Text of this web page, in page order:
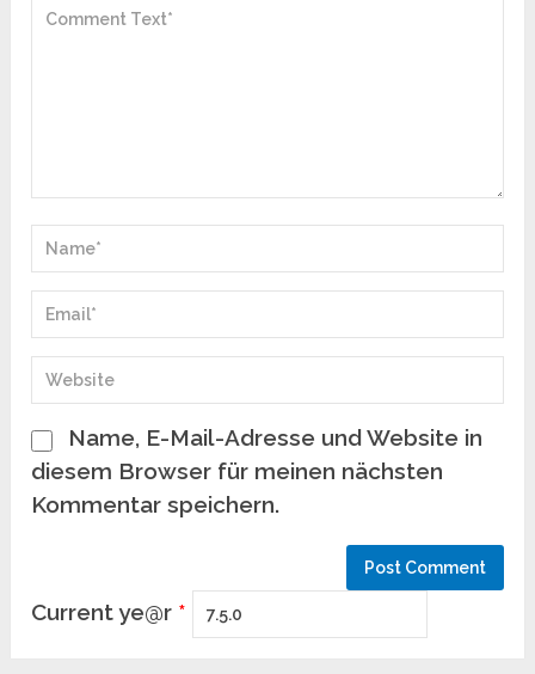
Name, E-Mail-Adresse und Website in
diesem Browser für meinen nächsten
Kommentar speichern.
Current ye@r *